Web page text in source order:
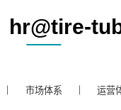
hr@tire-
市场体系 运营